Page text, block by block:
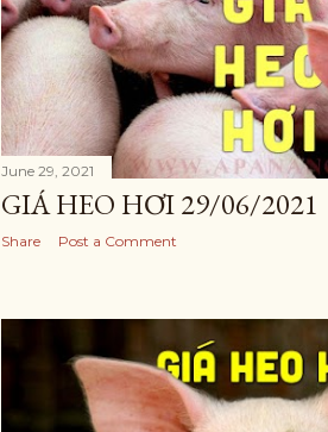
June 29, 2021
GIÁ HEO HƠI 29/06/2021
Share Post a Comment